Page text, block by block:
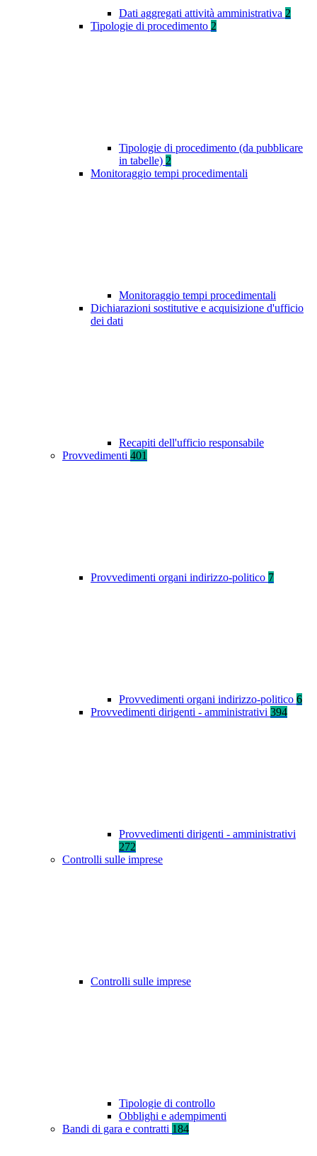
Dati aggregati attività amministrativa 2
Tipologie di procedimento 2
Tipologie di procedimento (da pubblicare
in tabelle) 2
Monitoraggio tempi procedimentali
Monitoraggio tempi procedimentali
Dichiarazioni sostitutive e acquisizione d'ufficio
dei dati
Recapiti dell'ufficio responsabile
Provvedimenti 401
Provvedimenti organi indirizzo-politico 7
Provvedimenti organi indirizzo-politico 6
Provvedimenti dirigenti - amministrativi 394
Provvedimenti dirigenti - amministrativi
272
Controlli sulle imprese
Controlli sulle imprese
Tipologie di controllo
Obblighi e adempimenti
Bandi di gara e contratti 184